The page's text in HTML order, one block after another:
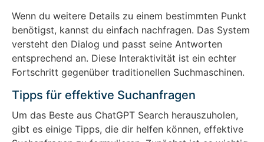
Wenn du weitere Details zu einem bestimmten Punkt
benötigst, kannst du einfach nachfragen. Das System
versteht den Dialog und passt seine Antworten
entsprechend an. Diese Interaktivität ist ein echter
Fortschritt gegenüber traditionellen Suchmaschinen.
Tipps für effektive Suchanfragen
Um das Beste aus ChatGPT Search herauszuholen,
gibt es einige Tipps, die dir helfen können, effektive